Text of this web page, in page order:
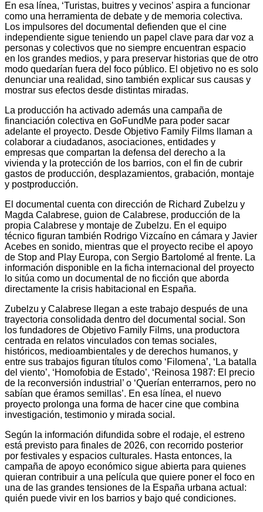
En esa línea, ‘Turistas, buitres y vecinos’ aspira a funcionar
como una herramienta de debate y de memoria colectiva.
Los impulsores del documental defienden que el cine
independiente sigue teniendo un papel clave para dar voz a
personas y colectivos que no siempre encuentran espacio
en los grandes medios, y para preservar historias que de otro
modo quedarían fuera del foco público. El objetivo no es solo
denunciar una realidad, sino también explicar sus causas y
mostrar sus efectos desde distintas miradas.
La producción ha activado además una campaña de
financiación colectiva en GoFundMe para poder sacar
adelante el proyecto. Desde Objetivo Family Films llaman a
colaborar a ciudadanos, asociaciones, entidades y
empresas que compartan la defensa del derecho a la
vivienda y la protección de los barrios, con el fin de cubrir
gastos de producción, desplazamientos, grabación, montaje
y postproducción.
El documental cuenta con dirección de Richard Zubelzu y
Magda Calabrese, guion de Calabrese, producción de la
propia Calabrese y montaje de Zubelzu. En el equipo
técnico figuran también Rodrigo Vizcaíno en cámara y Javier
Acebes en sonido, mientras que el proyecto recibe el apoyo
de Stop and Play Europa, con Sergio Bartolomé al frente. La
información disponible en la ficha internacional del proyecto
lo sitúa como un documental de no ficción que aborda
directamente la crisis habitacional en España.
Zubelzu y Calabrese llegan a este trabajo después de una
trayectoria consolidada dentro del documental social. Son
los fundadores de Objetivo Family Films, una productora
centrada en relatos vinculados con temas sociales,
históricos, medioambientales y de derechos humanos, y
entre sus trabajos figuran títulos como ‘Filomena’, ‘La batalla
del viento’, ‘Homofobia de Estado’, ‘Reinosa 1987: El precio
de la reconversión industrial’ o ‘Querían enterrarnos, pero no
sabían que éramos semillas’. En esa línea, el nuevo
proyecto prolonga una forma de hacer cine que combina
investigación, testimonio y mirada social.
Según la información difundida sobre el rodaje, el estreno
está previsto para finales de 2026, con recorrido posterior
por festivales y espacios culturales. Hasta entonces, la
campaña de apoyo económico sigue abierta para quienes
quieran contribuir a una película que quiere poner el foco en
una de las grandes tensiones de la España urbana actual:
quién puede vivir en los barrios y bajo qué condiciones.